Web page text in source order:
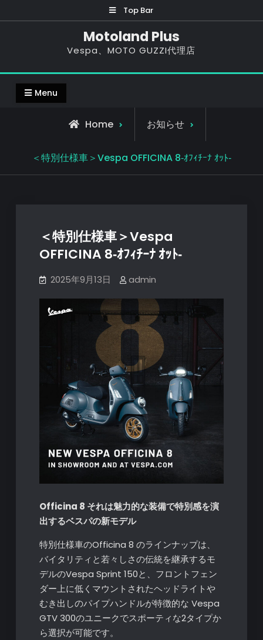
to
Top Bar
Motoland Plus
Vespa、MOTO GUZZI代理店
Menu
Home お知らせ
＜特別仕様車＞Vespa OFFICINA 8‐ｵﾌｨﾁｰﾅ ｵｯﾄ‐
＜特別仕様車＞Vespa
OFFICINA 8‐ｵﾌｨﾁｰﾅ ｵｯﾄ‐
2025年9月13日 admin
Officina 8 それは魅力的な装備で特別感を演
出するベスパの新モデル
特別仕様車のOfficina 8 のラインナップは、
バイタリティと若々しさの伝統を継承するモ
デルのVespa Sprint 150と、フロントフェン
ダー上に低くマウントされたヘッドライトや
むき出しのパイプハンドルが特徴的な Vespa
GTV 300のユニークでスポーティな2タイプか
ら選択が可能です。